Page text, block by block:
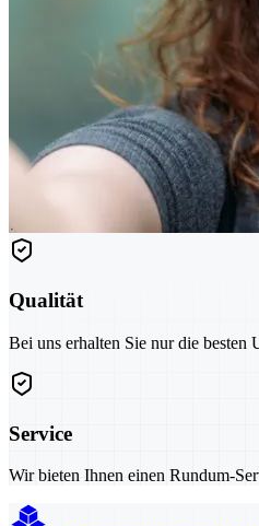
Qualität
Bei uns erhalten Sie nur die besten
Service
Wir bieten Ihnen einen Rundum-